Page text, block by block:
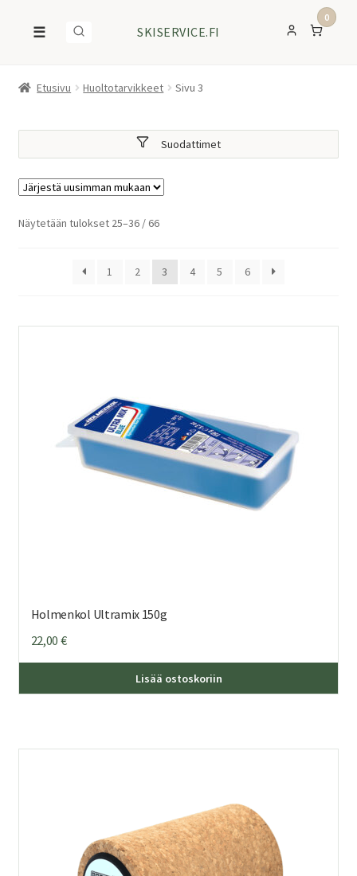
☰ SKISERVICE.FI
0
Etusivu Huoltotarvikkeet Sivu 3
Suodattimet
Näytetään tulokset 25–36 / 66Sorted
latest
1
2 3 4 5 6
Holmenkol Ultramix 150g
22,00 €
Lisää ostoskoriin